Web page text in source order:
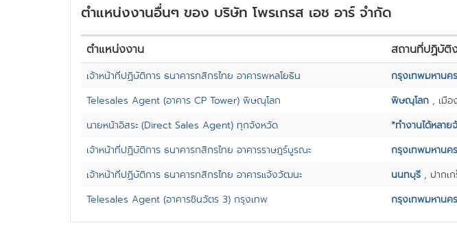
ตำแหน่งงานอื่นๆ ของ บริษัท โพรเกรส เอช อาร์ จำกัด
ตำแหน่งงาน สถานที่ปฏิบัติ
เจ้าหน้าที่ปฏิบัติการ ธนาคารกสิกรไทย อาคารพหลโยธิน กรุงเทพมหานคร
Telesales Agent (อาคาร CP Tower) พิษณุโลก
พิษณุโลก , เมื
นายหน้าอิสระ (Direct Sales Agent) ทุกจังหวัด
*ทำงานได้หลาย
เจ้าหน้าที่ปฏิบัติการ ธนาคารกสิกรไทย อาคารราษฎร์บูรณะ
กรุงเทพมหานคร
เจ้าหน้าที่ปฏิบัติการ ธนาคารกสิกรไทย อาคารแจ้งวัฒนะ
นนทบุรี , ปากเ
Telesales Agent (อาคารชินวัตร 3) กรุงเทพ
กรุงเทพมหานคร